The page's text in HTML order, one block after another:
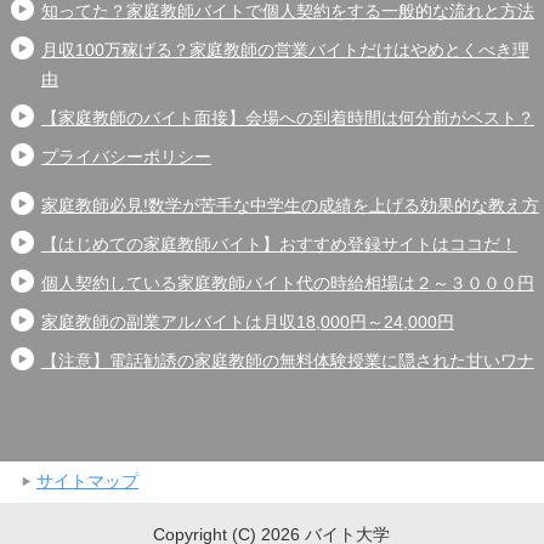
知ってた？家庭教師バイトで個人契約をする一般的な流れと方法
月収100万稼げる？家庭教師の営業バイトだけはやめとくべき理
由
【家庭教師のバイト面接】会場への到着時間は何分前がベスト？
プライバシーポリシー
家庭教師必見!数学が苦手な中学生の成績を上げる効果的な教え方
【はじめての家庭教師バイト】おすすめ登録サイトはココだ！
個人契約している家庭教師バイト代の時給相場は２～３０００円
家庭教師の副業アルバイトは月収18,000円～24,000円
【注意】電話勧誘の家庭教師の無料体験授業に隠された甘いワナ
サイトマップ
Copyright (C) 2026 バイト大学